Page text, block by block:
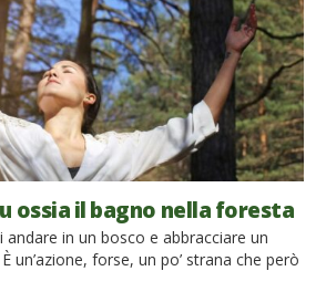
ossia il bagno nella foresta
in un bosco e abbracciare un
un’azione, forse, un po’ strana che però